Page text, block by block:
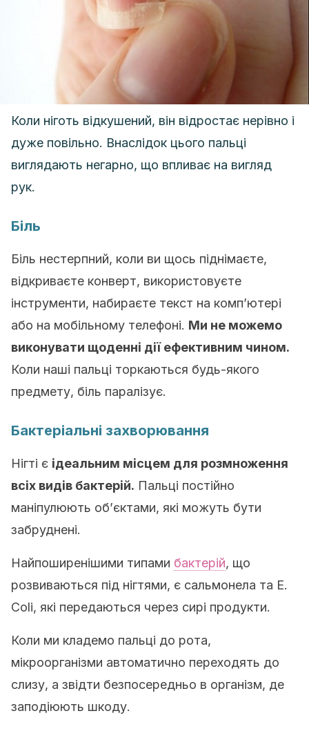
Коли ніготь відкушений, він відростає нерівно і
дуже повільно. Внаслідок цього пальці
виглядають негарно, що впливає на вигляд
рук.
Біль
Біль нестерпний, коли ви щось піднімаєте,
відкриваєте конверт, використовуєте
інструменти, набираєте текст на комп’ютері
або на мобільному телефоні. Ми не можемо
виконувати щоденні дії ефективним чином.
Коли наші пальці торкаються будь-якого
предмету, біль паралізує.
Бактеріальні захворювання
Нігті є ідеальним місцем для розмноження
всіх видів бактерій. Пальці постійно
маніпулюють об’єктами, які можуть бути
забруднені.
Найпоширенішими типами бактерій, що
розвиваються під нігтями, є сальмонела та E.
Coli, які передаються через сирі продукти.
Коли ми кладемо пальці до рота,
мікроорганізми автоматично переходять до
слизу, а звідти безпосередньо в організм, де
заподіюють шкоду.